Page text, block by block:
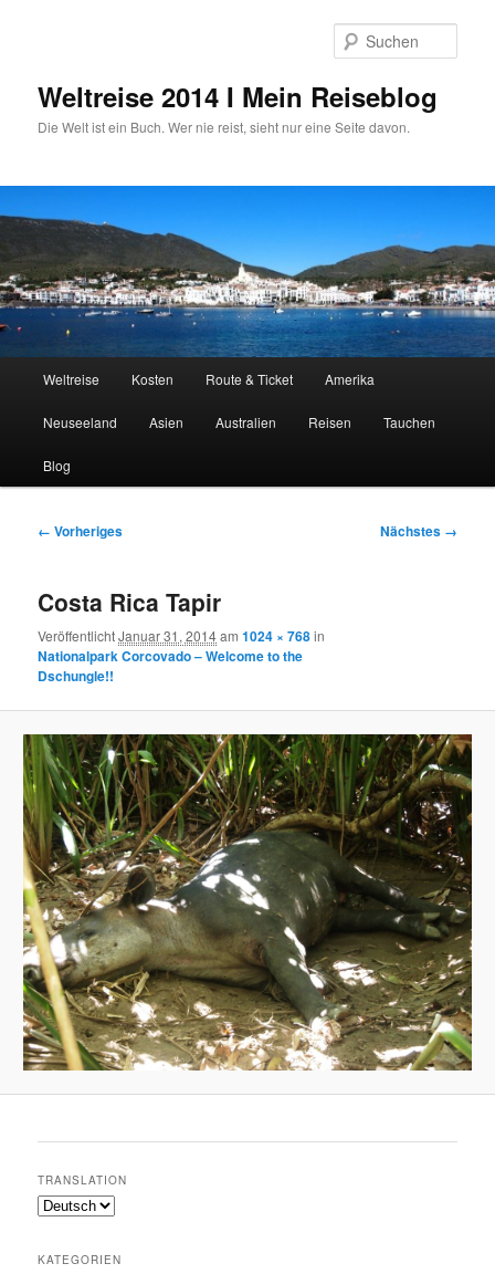
Weltreise 2014 I Mein Reiseblog
Die Welt ist ein Buch. Wer nie reist, sieht nur eine Seite davon.
Weltreise Kosten Route & Ticket Amerika
Neuseeland Asien Australien Reisen Tauchen
Blog
Bilder-
← Vorheriges Nächstes →
Costa Rica Tapir
VeröffentlichtJanuar 31, 2014am1024 × 768in
Nationalpark Corcovado – Welcome to the
Dschungle!!
TRANSLATION
KATEGORIEN